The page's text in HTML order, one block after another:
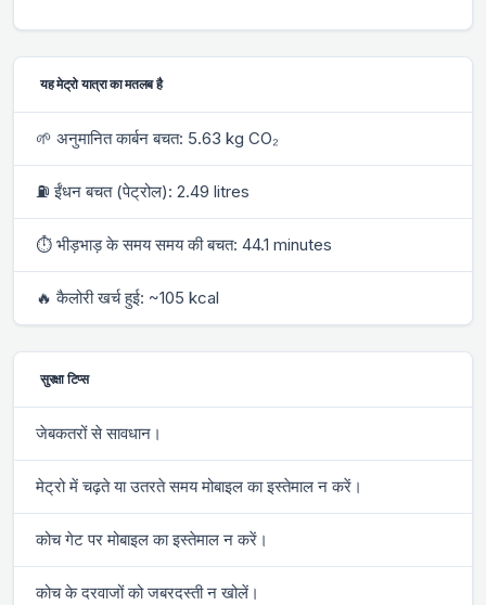
यह मेट्रो यात्रा का मतलब है
🌱 अनुमानित कार्बन बचत: 5.63 kg CO₂
⛽ ईंधन बचत (पेट्रोल): 2.49 litres
⏱ भीड़भाड़ के समय समय की बचत: 44.1 minutes
🔥 कैलोरी खर्च हुई: ~105 kcal
सुरक्षा टिप्स
जेबकतरों से सावधान।
मेट्रो में चढ़ते या उतरते समय मोबाइल का इस्तेमाल न करें।
कोच गेट पर मोबाइल का इस्तेमाल न करें।
कोच के दरवाजों को जबरदस्ती न खोलें।